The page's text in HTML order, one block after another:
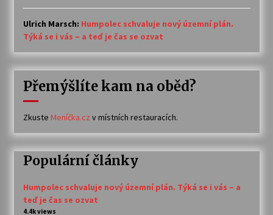
Ulrich Marsch: Humpolec schvaluje nový územní plán.
Týká se i vás – a teď je čas se ozvat
Přemýšlíte kam na oběd?
Zkuste Meníčka.cz v místních restauracích.
Populární články
Humpolec schvaluje nový územní plán. Týká se i vás – a
teď je čas se ozvat
4.4k views